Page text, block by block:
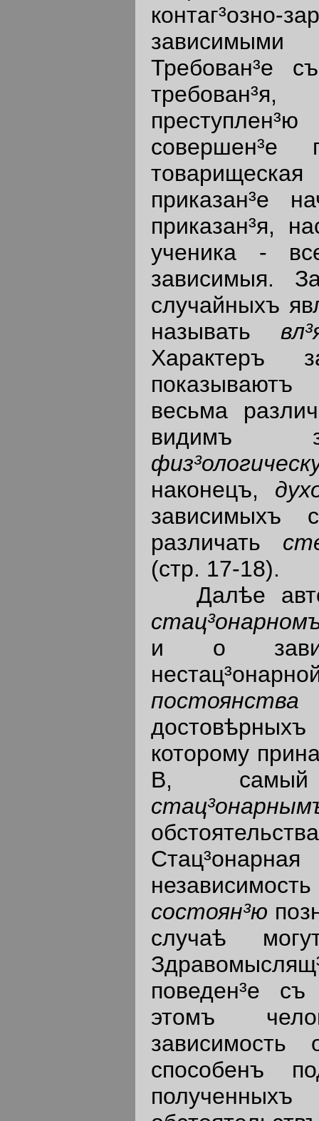
Требован³е
совершен³е
приказан³е
приказан³я,
ученика -
зависимыя.
случайныхъ
называть
Характеръ
весьма
видимъ
наконецъ,
зависимыхъ
различать
(стр. 17-18).
Далѣе
и о
которому
В, самый
состоян³ю
случаѣ
поведен³е
этомъ
зависимость
способенъ